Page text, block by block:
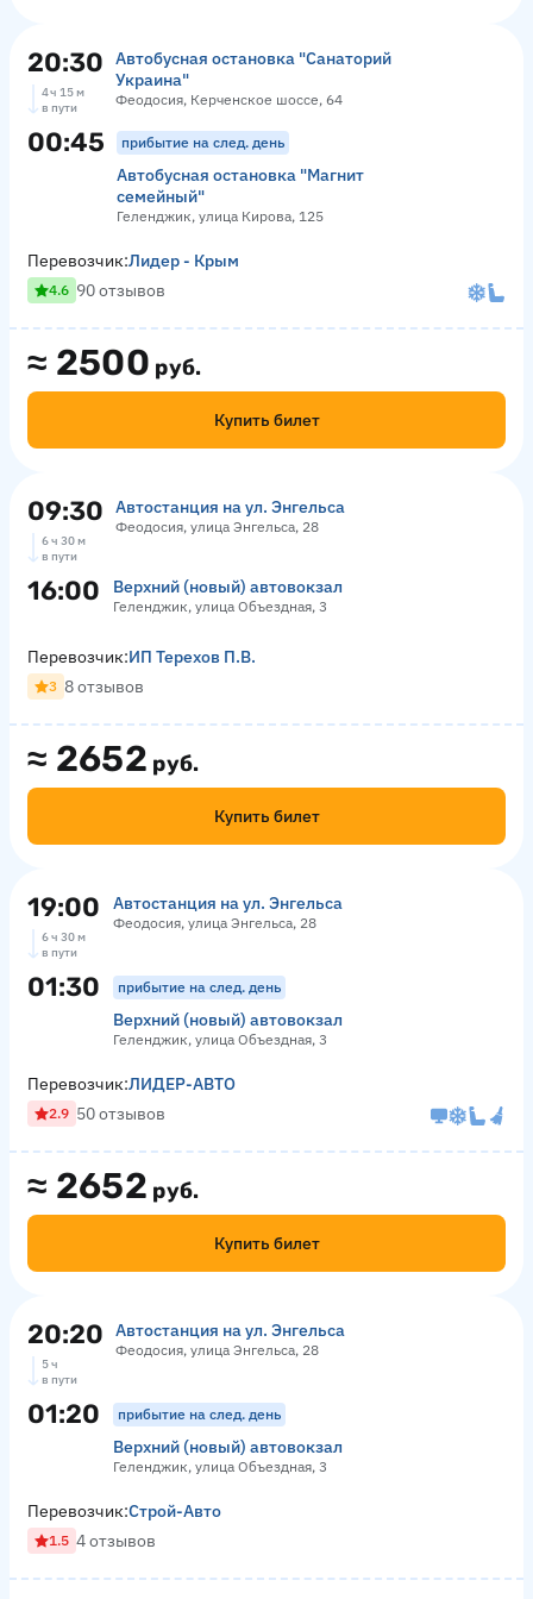
20:30
Автобусная остановка "Санаторий
Украина"
Феодосия, Керченское шоссе, 64
4 ч 15 м
в пути
00:45 прибытие на след. день
Автобусная остановка "Магнит
семейный"
Геленджик, улица Кирова, 125
≈ 2500 руб.
Купить билет
Перевозчик:Лидер - Крым
4.6 90 отзывов
09:30 Автостанция на ул. Энгельса
Феодосия, улица Энгельса, 28
6 ч 30 м
в пути
16:00 Верхний (новый) автовокзал
Геленджик, улица Объездная, 3
≈ 2652 руб.
Купить билет
Перевозчик:ИП Терехов П.В.
3 8 отзывов
19:00 Автостанция на ул. Энгельса
Феодосия, улица Энгельса, 28
6 ч 30 м
в пути
01:30 прибытие на след. день
Верхний (новый) автовокзал
Геленджик, улица Объездная, 3
≈ 2652 руб.
Купить билет
Перевозчик:ЛИДЕР-АВТО
2.9 50 отзывов
20:20 Автостанция на ул. Энгельса
Феодосия, улица Энгельса, 28
5 ч
в пути
01:20 прибытие на след. день
Верхний (новый) автовокзал
Геленджик, улица Объездная, 3
Перевозчик:Строй-Авто
1.5 4 отзывов